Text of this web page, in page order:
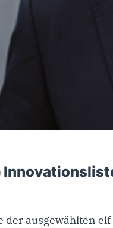
der ausgewählten